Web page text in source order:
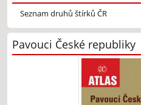
Seznam druhů štírků ČR
Pavouci České republiky